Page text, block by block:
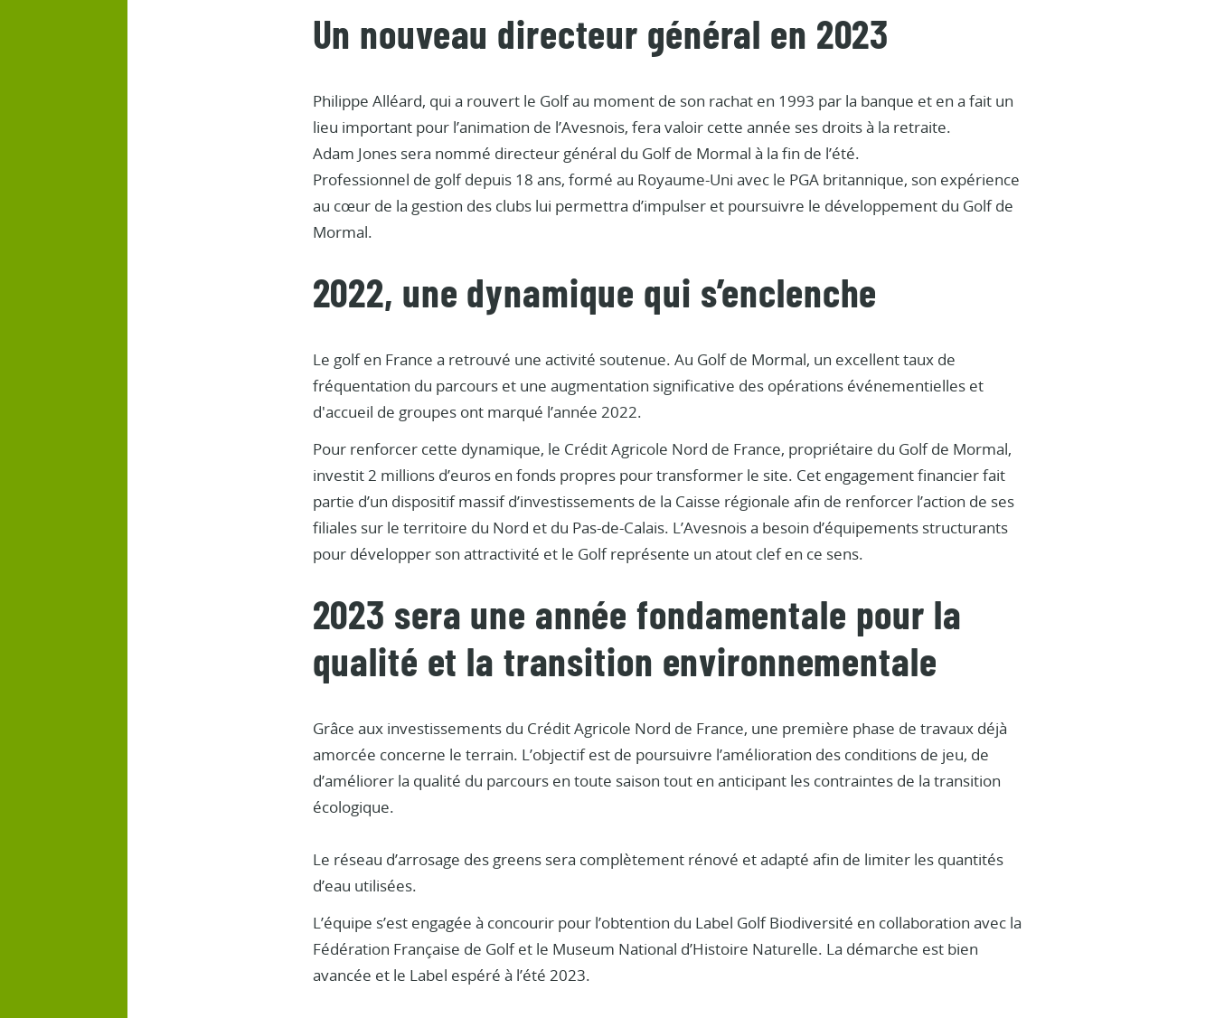
Un nouveau directeur général en 2023
Philippe Alléard, qui a rouvert le Golf au moment de son rachat en 1993 par la banque et en a fait un
lieu important pour l’animation de l’Avesnois, fera valoir cette année ses droits à la retraite.
Adam Jones sera nommé directeur général du Golf de Mormal à la fin de l’été.
Professionnel de golf depuis 18 ans, formé au Royaume-Uni avec le PGA britannique, son expérience
au cœur de la gestion des clubs lui permettra d’impulser et poursuivre le développement du Golf de
Mormal.
2022, une dynamique qui s’enclenche
Le golf en France a retrouvé une activité soutenue. Au Golf de Mormal, un excellent taux de
fréquentation du parcours et une augmentation significative des opérations événementielles et
d'accueil de groupes ont marqué l’année 2022.
Pour renforcer cette dynamique, le Crédit Agricole Nord de France, propriétaire du Golf de Mormal,
investit 2 millions d’euros en fonds propres pour transformer le site. Cet engagement financier fait
partie d’un dispositif massif d’investissements de la Caisse régionale afin de renforcer l’action de ses
filiales sur le territoire du Nord et du Pas-de-Calais. L’Avesnois a besoin d’équipements structurants
pour développer son attractivité et le Golf représente un atout clef en ce sens.
2023 sera une année fondamentale pour la
qualité et la transition environnementale
Grâce aux investissements du Crédit Agricole Nord de France, une première phase de travaux déjà
amorcée concerne le terrain. L’objectif est de poursuivre l’amélioration des conditions de jeu, de
d’améliorer la qualité du parcours en toute saison tout en anticipant les contraintes de la transition
écologique.
Le réseau d’arrosage des greens sera complètement rénové et adapté afin de limiter les quantités
d’eau utilisées.
L’équipe s’est engagée à concourir pour l’obtention du Label Golf Biodiversité en collaboration avec la
Fédération Française de Golf et le Museum National d’Histoire Naturelle. La démarche est bien
avancée et le Label espéré à l’été 2023.